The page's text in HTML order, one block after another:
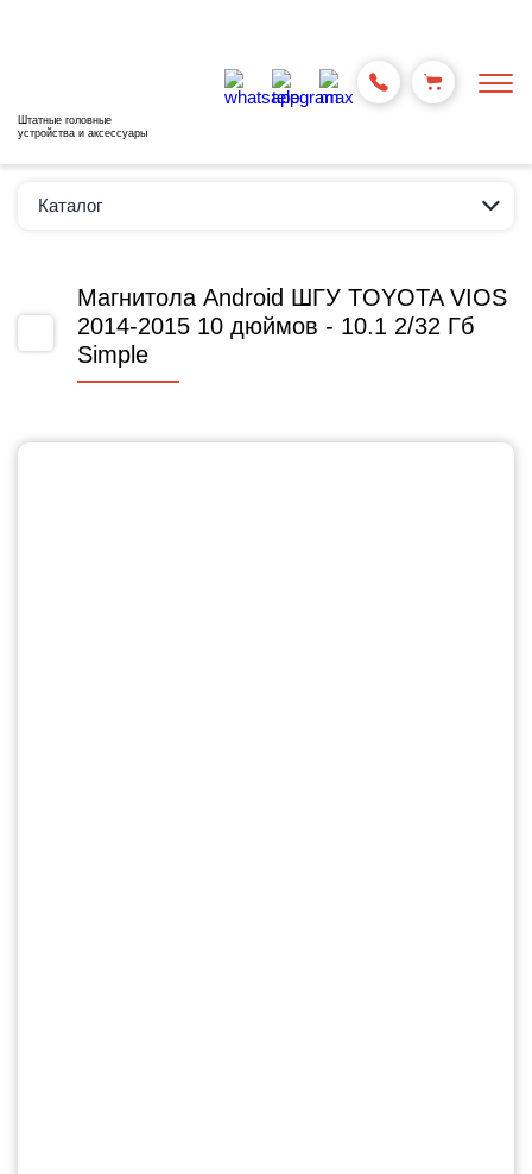
Штатные головные
устройства и аксессуары
Каталог
Магнитола Android ШГУ TOYOTA VIOS
2014-2015 10 дюймов - 10.1 2/32 Гб
Simple